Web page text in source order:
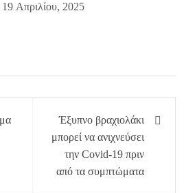
Απριλίου, 2025
Έξυπνο βραχιολάκι
μπορεί να ανιχνεύσει
την Covid-19 πριν
από τα συμπτώματα